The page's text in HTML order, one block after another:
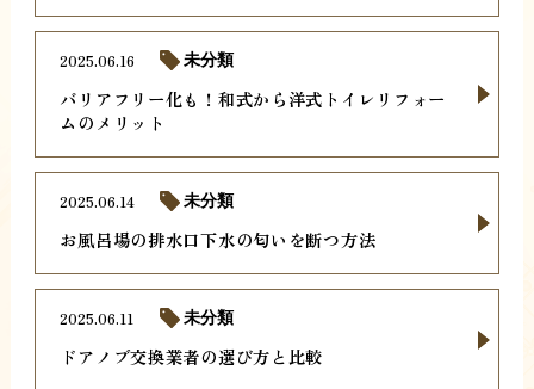
バリアフリー化も！和式から洋式トイレリフォー
ムのメリット
2025.06.16 未分類
お風呂場の排水口下水の匂いを断つ方法
2025.06.14 未分類
ドアノブ交換業者の選び方と比較
2025.06.11 未分類